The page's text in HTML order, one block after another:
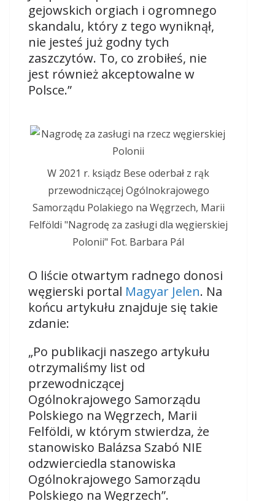
gejowskich orgiach i ogromnego
skandalu, który z tego wyniknął,
nie jesteś już godny tych
zaszczytów. To, co zrobiłeś, nie
jest również akceptowalne w
Polsce.”
W 2021 r. ksiądz Bese oderbał z rąk
przewodniczącej Ogólnokrajowego
Samorządu Polakiego na Węgrzech, Marii
Felföldi "Nagrodę za zasługi dla węgierskiej
Polonii" Fot. Barbara Pál
O liście otwartym radnego donosi
węgierski portal Magyar Jelen. Na
końcu artykułu znajduje się takie
zdanie:
„Po publikacji naszego artykułu
otrzymaliśmy list od
przewodniczącej
Ogólnokrajowego Samorządu
Polskiego na Węgrzech, Marii
Felföldi, w którym stwierdza, że
stanowisko Balázsa Szabó NIE
odzwierciedla stanowiska
Ogólnokrajowego Samorządu
Polskiego na Węgrzech”.